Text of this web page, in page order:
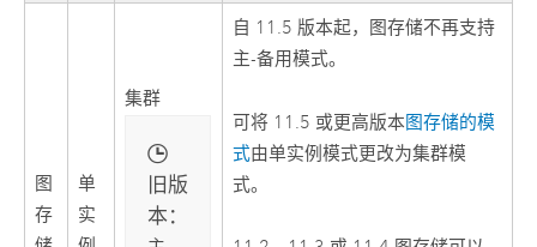
图
存
单
实
集群
旧版
本：
自 11.5 版本起，图存储不再支持
主-备用模式。
可将 11.5 或更高版本图存储的模
式由单实例模式更改为集群模
式。